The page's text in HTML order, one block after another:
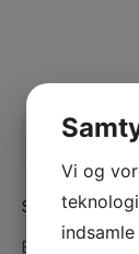
Search
SENESTE
Bosch
Vi og